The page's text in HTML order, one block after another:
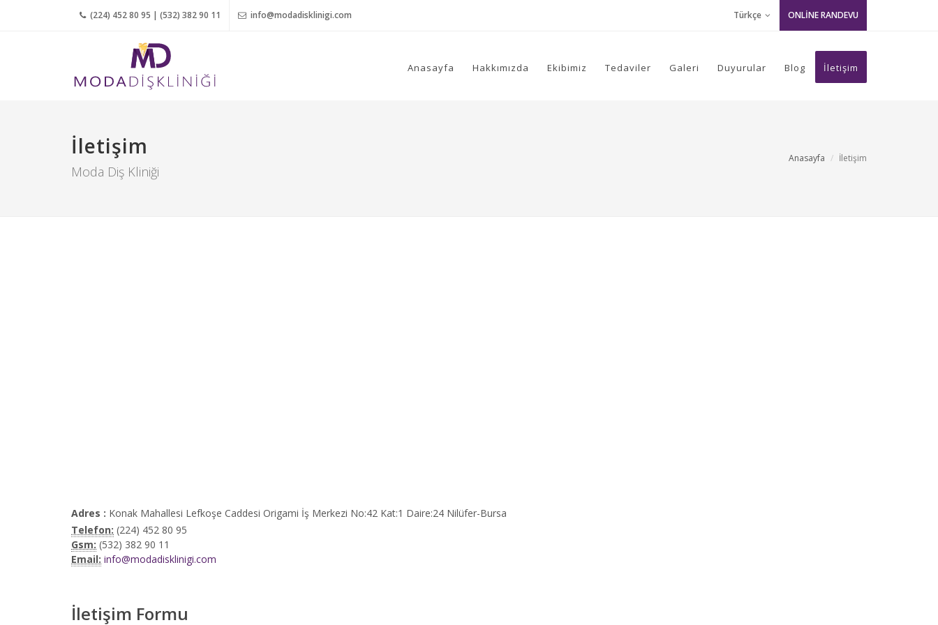
(224) 452 80 95 | (532) 382 90 11 info@modadisklinigi.com Türkçe ONLİNE RANDEVU
Anasayfa Hakkımızda Ekibimiz Tedaviler Galeri Duyurular Blog İletişim
İletişim
Moda Diş Kliniği
Anasayfa İletişim
Adres : Konak Mahallesi Lefkoşe Caddesi Origami İş Merkezi No:42 Kat:1 Daire:24 Nilüfer-Bursa
Telefon: (224) 452 80 95
Gsm: (532) 382 90 11
Email: info@modadisklinigi.com
İletişim Formu